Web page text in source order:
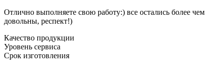
Отлично выполняете свою работу:) все остались более чем
довольны, респект!)
Качество продукции
Уровень сервиса
Срок изготовления